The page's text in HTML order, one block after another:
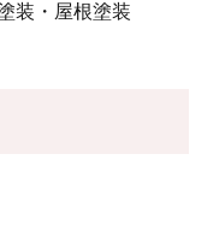
装・屋根塗装